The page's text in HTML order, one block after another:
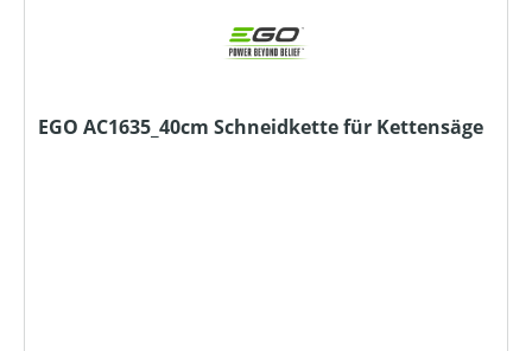
EGO AC1635_40cm Schneidkette für Kettensäge